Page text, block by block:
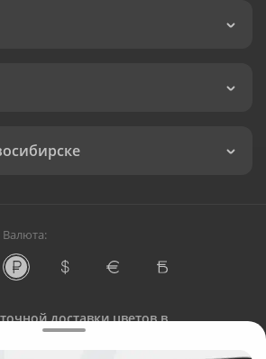
Валюта:
доставки цветов в